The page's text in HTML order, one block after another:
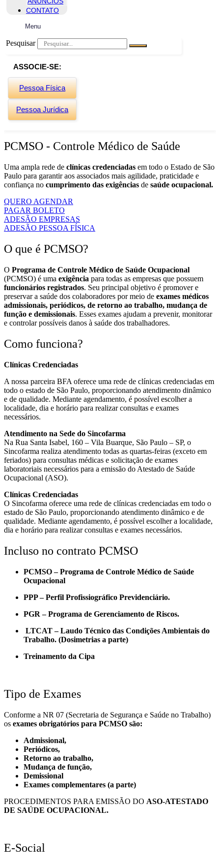
CONTATO
Menu
Pesquisar
ASSOCIE-SE:
Pessoa Física
Pessoa Jurídica
PCMSO - Controle Médico de Saúde
Uma ampla rede de clínicas credenciadas em todo o Estado de São
Paulo para garantir aos associados mais agilidade, praticidade e
confiança no cumprimento das exigências de saúde ocupacional.
QUERO AGENDAR
PAGAR BOLETO
ADESÃO EMPRESAS
ADESÃO PESSOA FÍSICA
O que é PCMSO?
O Programa de Controle Médico de Saúde Ocupacional
(PCMSO) é uma exigência para todas as empresas que possuem
funcionários registrados. Seu principal objetivo é promover e
preservar a saúde dos colaboradores por meio de exames médicos
admissionais, periódicos, de retorno ao trabalho, mudança de
função e demissionais. Esses exames ajudam a prevenir, monitorar
e controlar possíveis danos à saúde dos trabalhadores.
Como funciona?
Clínicas Credenciadas
A nossa parceira BFA oferece uma rede de clínicas credenciadas em
todo o estado de São Paulo, proporcionando atendimento dinâmico
e de qualidade. Mediante agendamento, é possível escolher a
localidade, dia e horário para realizar consultas e exames
necessários.
Atendimento na Sede do Sincofarma
Na Rua Santa Isabel, 160 – Vila Buarque, São Paulo – SP, o
Sincofarma realiza atendimento todas as quartas-feiras (exceto em
feriados) para consultas médicas e solicitação de exames
laboratoriais necessários para a emissão do Atestado de Saúde
Ocupacional (ASO).
Clínicas Credenciadas
O Sincofarma oferece uma rede de clínicas credenciadas em todo o
estado de São Paulo, proporcionando atendimento dinâmico e de
qualidade. Mediante agendamento, é possível escolher a localidade,
dia e horário para realizar consultas e exames necessários.
Incluso no contrato PCMSO
PCMSO – Programa de Controle Médico de Saúde
Ocupacional
PPP – Perfil Profissiográfico Previdenciário.
PGR – Programa de Gerenciamento de Riscos.
LTCAT – Laudo Técnico das Condições Ambientais do
Trabalho. (Dosimetrias a parte)
Treinamento da Cipa
Tipo de Exames
Conforme a NR 07 (Secretaria de Segurança e Saúde no Trabalho)
os exames obrigatórios para PCMSO são:
Admissional,
Periódicos,
Retorno ao trabalho,
Mudança de função,
Demissional
Exames complementares (a parte)
PROCEDIMENTOS PARA EMISSÃO DO ASO-ATESTADO
DE SAÚDE OCUPACIONAL.
E-Social